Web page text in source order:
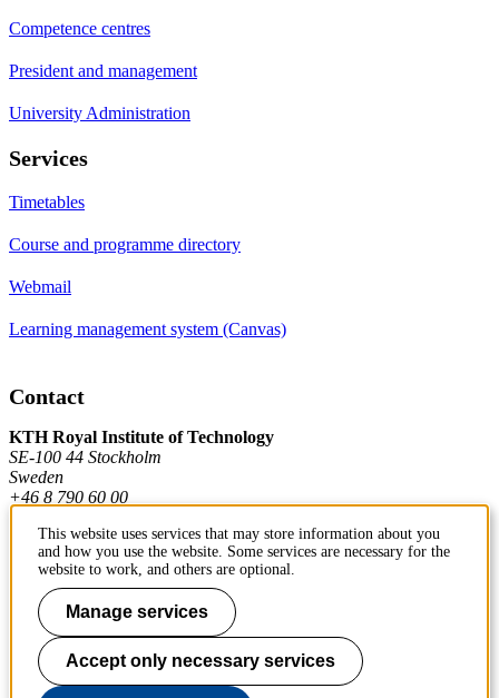
Competence centres
President and management
University Administration
Services
Timetables
Course and programme directory
Webmail
Learning management system (Canvas)
Contact
KTH Royal Institute of Technology
SE-100 44 Stockholm
Sweden
+46 8 790 60 00
Contact KTH
Work at KTH
Press and media
This website uses services that may store information about you
and how you use the website. Some services are necessary for the
website to work, and others are optional.
Manage services
Accept only necessary services